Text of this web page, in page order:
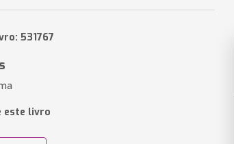
531767
este livro